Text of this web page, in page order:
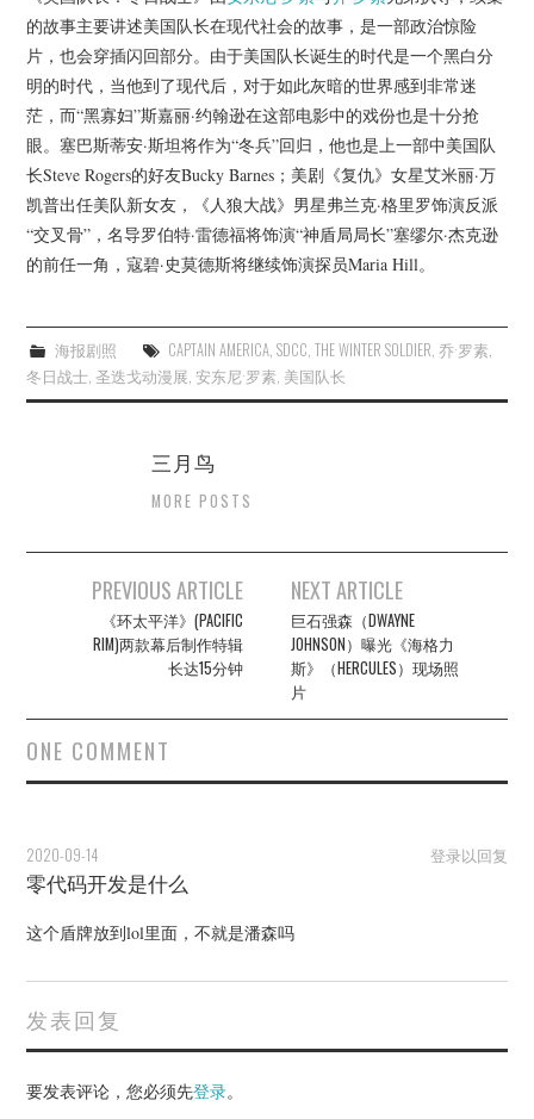
的故事主要讲述美国队长在现代社会的故事，是一部政治惊险
片，也会穿插闪回部分。由于美国队长诞生的时代是一个黑白分
明的时代，当他到了现代后，对于如此灰暗的世界感到非常迷
茫，而“黑寡妇”斯嘉丽·约翰逊在这部电影中的戏份也是十分抢
眼。塞巴斯蒂安·斯坦将作为“冬兵”回归，他也是上一部中美国队
长Steve Rogers的好友Bucky Barnes；美剧《复仇》女星艾米丽·万
凯普出任美队新女友，《人狼大战》男星弗兰克·格里罗饰演反派
“交叉骨”，名导罗伯特·雷德福将饰演“神盾局局长”塞缪尔·杰克逊
的前任一角，寇碧·史莫德斯将继续饰演探员Maria Hill。
海报剧照 CAPTAIN AMERICA, SDCC, THE WINTER SOLDIER, 乔·罗素,
冬日战士, 圣迭戈动漫展,安东尼·罗素, 美国队长
三月鸟
MORE POSTS
navigation
PREVIOUS ARTICLE
《环太平洋》(PACIFIC
RIM)两款幕后制作特辑
长达15分钟
NEXT ARTICLE
巨石强森（DWAYNE
JOHNSON）曝光《海格力
斯》（HERCULES）现场照
片
ONE COMMENT
登录以回复
2020-09-14
零代码开发是什么
这个盾牌放到lol里面，不就是潘森吗
发表回复
要发表评论，您必须先登录。